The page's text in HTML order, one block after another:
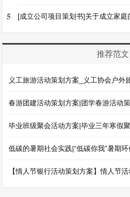
5 [成立公司项目策划书]关于成立家庭
推荐范文
义工旅游活动策划方案_义工协会户外
春游团建活动策划方案|团学春游活动
毕业班级聚会活动方案|毕业三年寒假
低碳的暑期社会实践|“低碳你我”暑期
【情人节银行活动策划方案】情人节